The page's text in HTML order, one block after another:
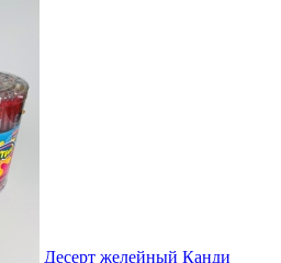
Десерт желейный Канди